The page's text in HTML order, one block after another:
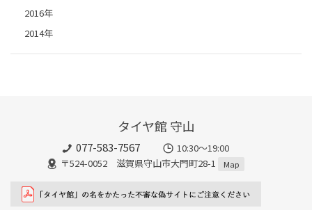
2016年
2014年
タイヤ館 守山
077-583-7567
10:30～19:00
〒524-0052 滋賀県守山市大門町28-1
Map